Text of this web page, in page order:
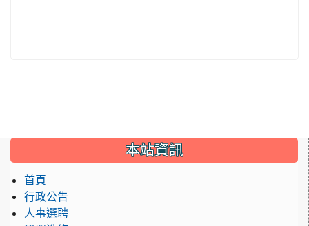
::: 本站資訊
首頁
行政公告
人事選聘